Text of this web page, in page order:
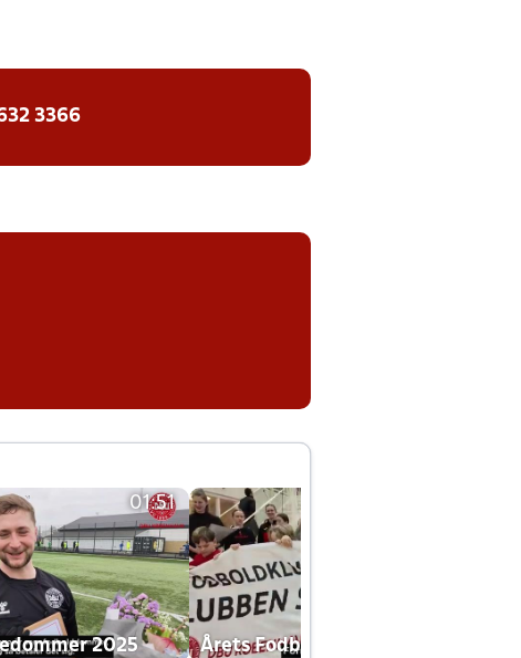
3366
01:51
2025 Årets Fodboldklub 2025 mp4